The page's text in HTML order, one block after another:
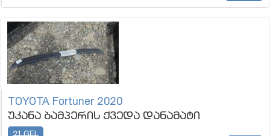
TOYOTA Fortuner 2020
უკანა ბამპერის ქვედა დანამატი